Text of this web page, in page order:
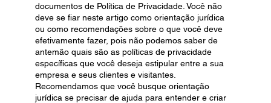
documentos de Política de Privacidade. Você não
deve se fiar neste artigo como orientação jurídica
ou como recomendações sobre o que você deve
efetivamente fazer, pois não podemos saber de
antemão quais são as políticas de privacidade
específicas que você deseja estipular entre a sua
empresa e seus clientes e visitantes.
Recomendamos que você busque orientação
jurídica se precisar de ajuda para entender e criar